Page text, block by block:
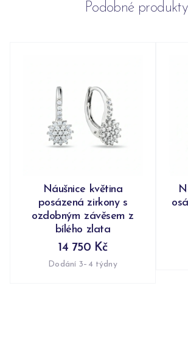
Podobné produkty
Náušnice květina
posázená zirkony s
ozdobným závěsem z
bílého zlata
14 750 Kč
Dodání 3–4 týdny